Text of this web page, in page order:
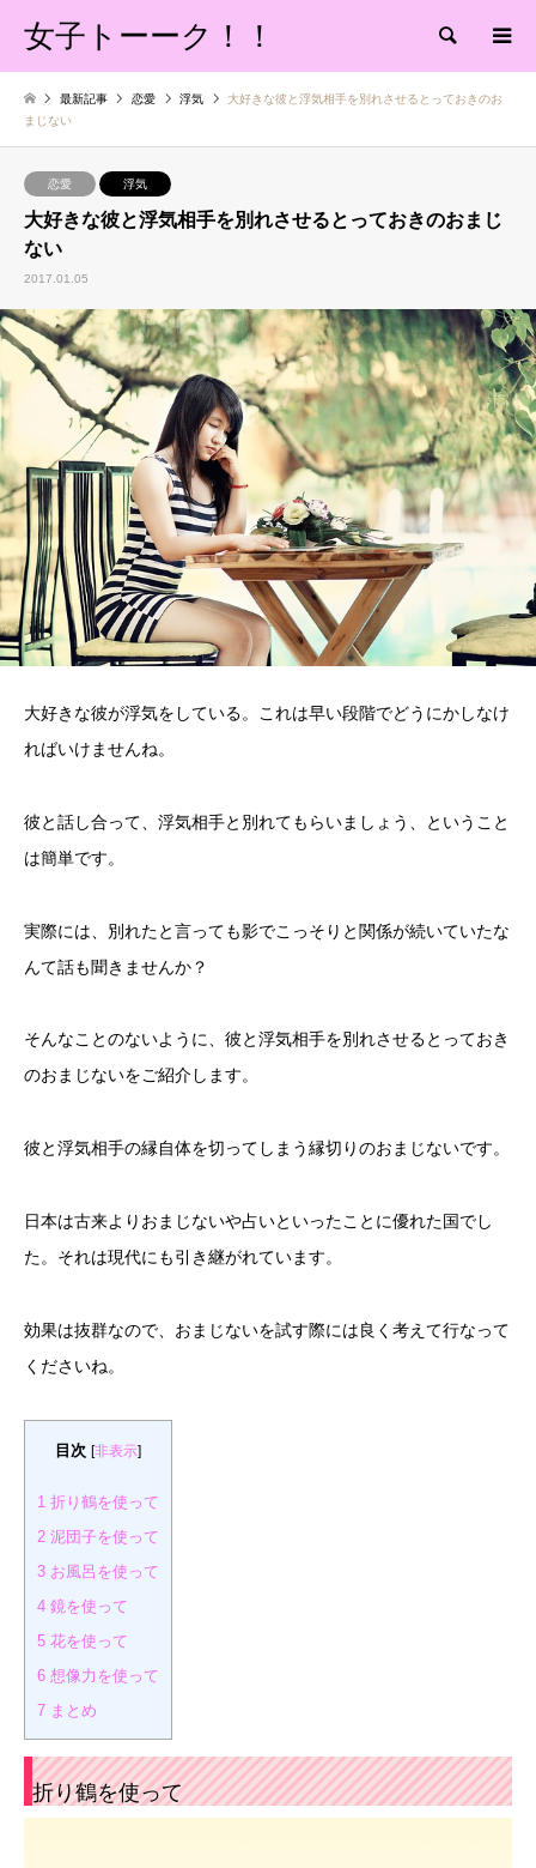
女子トーーク！！ 検索
最新記事 恋愛 浮気
大好きな彼と浮気相手を別れさせるとっておきのお
まじない
恋愛 浮気
大好きな彼と浮気相手を別れさせるとっておきのおまじ
ない
2017.01.05
大好きな彼が浮気をしている。これは早い段階でどうにかしなけ
ればいけませんね。
彼と話し合って、浮気相手と別れてもらいましょう、ということ
は簡単です。
実際には、別れたと言っても影でこっそりと関係が続いていたな
んて話も聞きませんか？
そんなことのないように、彼と浮気相手を別れさせるとっておき
のおまじないをご紹介します。
彼と浮気相手の縁自体を切ってしまう縁切りのおまじないです。
日本は古来よりおまじないや占いといったことに優れた国でし
た。それは現代にも引き継がれています。
効果は抜群なので、おまじないを試す際には良く考えて行なって
くださいね。
目次 [非表示]
1 折り鶴を使って
2 泥団子を使って
3 お風呂を使って
4 鏡を使って
5 花を使って
6 想像力を使って
7 まとめ
折り鶴を使って